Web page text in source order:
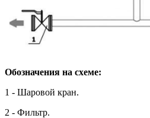
Обозначения на схеме:
1 - Шаровой кран.
2 - Фильтр.